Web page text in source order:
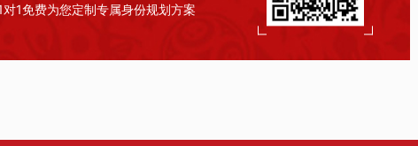
对1免费为您定制专属身份规划方案